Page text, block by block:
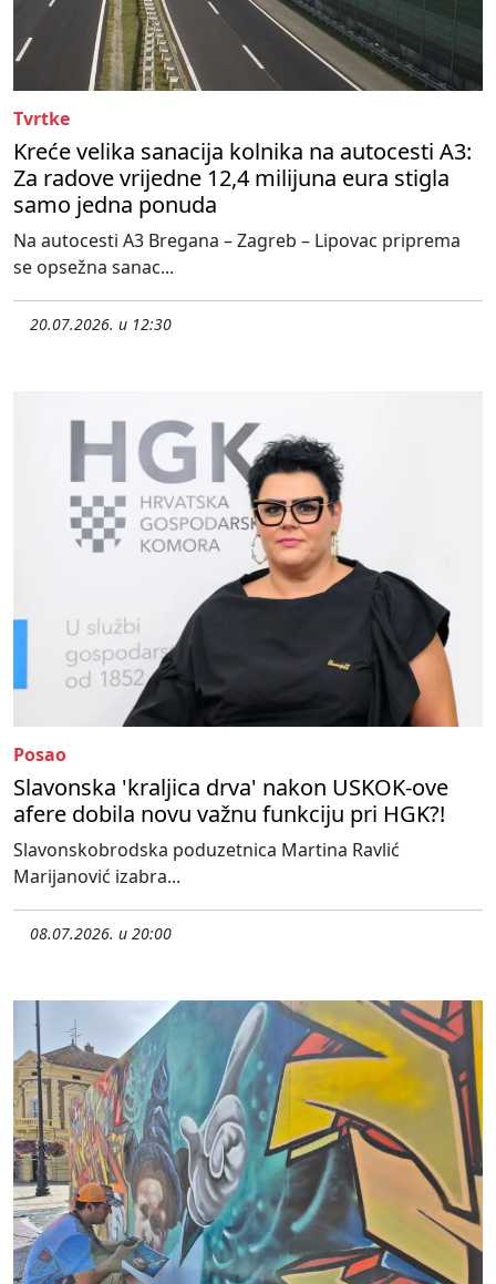
Tvrtke
Kreće velika sanacija kolnika na autocesti A3:
Za radove vrijedne 12,4 milijuna eura stigla
samo jedna ponuda
Na autocesti A3 Bregana – Zagreb – Lipovac priprema
se opsežna sanac...
20.07.2026. u 12:30
Posao
Slavonska 'kraljica drva' nakon USKOK-ove
afere dobila novu važnu funkciju pri HGK?!
Slavonskobrodska poduzetnica Martina Ravlić
Marijanović izabra...
08.07.2026. u 20:00